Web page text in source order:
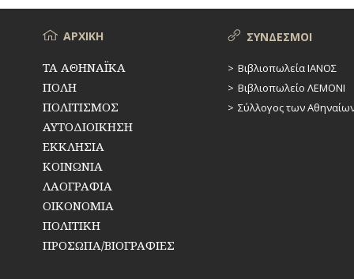
ΜενούΑΡΧΙΚΗ
ΤΑ ΑΘΗΝΑΪΚΑ
ΠΟΛΗ
ΠΟΛΙΤΙΣΜΟΣ
ΑΥΤΟΔΙΟΙΚΗΣΗ
ΕΚΚΛΗΣΙΑ
ΚΟΙΝΩΝΙΑ
ΛΑΟΓΡΑΦΙΑ
ΟΙΚΟΝΟΜΙΑ
ΠΟΛΙΤΙΚΗ
ΠΡΟΣΩΠΑ/ΒΙΟΓΡΑΦΙΕΣ
ΣΥΝΔΕΣΜΟΙ
Βιβλιοπωλεία ΙΑΝΟΣ
Βιβλιοπωλείο ΛΕΜΟΝΙ
Σύλλογος των